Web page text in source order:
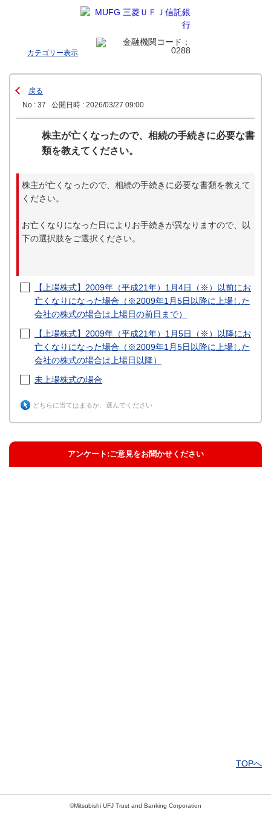
カテゴリー表示
戻る
No : 37
公開日時 : 2026/03/27 09:00
株主が亡くなったので、相続の手続きに必要な書
類を教えてください。
株主が亡くなったので、相続の手続きに必要な書類を教えて
ください。
お亡くなりになった日によりお手続きが異なりますので、以
下の選択肢をご選択ください。
【上場株式】2009年（平成21年）1月4日（※）以前にお
亡くなりになった場合（※2009年1月5日以降に上場した
会社の株式の場合は上場日の前日まで）
【上場株式】2009年（平成21年）1月5日（※）以降にお
亡くなりになった場合（※2009年1月5日以降に上場した
会社の株式の場合は上場日以降）
未上場株式の場合
どちらに当てはまるか、選んでください
アンケート:ご意見をお聞かせください
TOPへ
©Mitsubishi UFJ Trust and Banking Corporation